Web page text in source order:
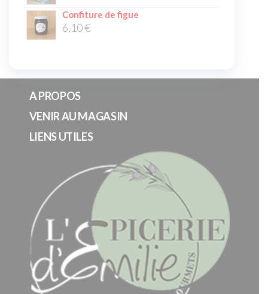
Confiture de figue
6,10€
A PROPOS
VENIR AU MAGASIN
LIENS UTILES